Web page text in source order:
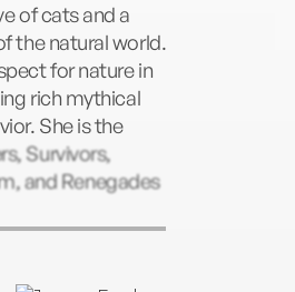
of cats and a
the natural world.
for nature in
rich mythical
She is the
Survivors,
and Renegades